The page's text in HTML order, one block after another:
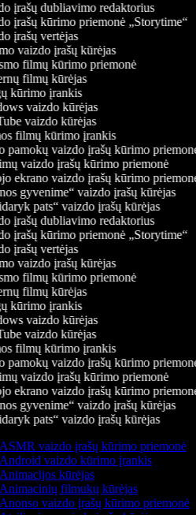
įrašų dubliavimo redaktorius
įrašų kūrimo priemonė „Storytime“
įrašų vertėjas
vaizdo įrašų kūrėjas
filmų kūrimo priemonė
filmų kūrėjas
kūrimo įrankis
vaizdo kūrėjas
vaizdo kūrėjas
filmų kūrimo įrankis
pamokų vaizdo įrašų kūrimo priemonė
vaizdo įrašų kūrimo priemonė
ekrano vaizdo įrašų kūrimo priemonė
gyvenime“ vaizdo įrašų kūrėjas
pats“ vaizdo įrašų kūrėjas
įrašų dubliavimo redaktorius
įrašų kūrimo priemonė „Storytime“
įrašų vertėjas
vaizdo įrašų kūrėjas
filmų kūrimo priemonė
filmų kūrėjas
kūrimo įrankis
vaizdo kūrėjas
vaizdo kūrėjas
filmų kūrimo įrankis
pamokų vaizdo įrašų kūrimo priemonė
vaizdo įrašų kūrimo priemonė
ekrano vaizdo įrašų kūrimo priemonė
gyvenime“ vaizdo įrašų kūrėjas
pats“ vaizdo įrašų kūrėjas
vaizdo įrašų kūrimo priemonė
vaizdo kūrimo įrankis
kūrėjas
filmukų kūrėjas
vaizdo įrašų kūrimo priemonė